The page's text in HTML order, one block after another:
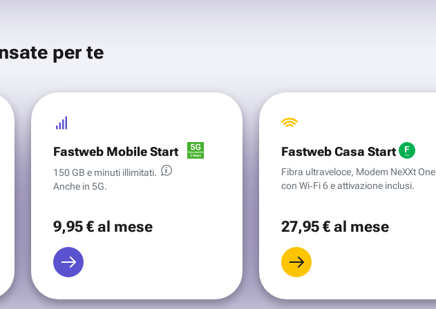
per te
Fastweb Mobile Start
150 GB e minuti illimitati.
Anche in 5G.
9,95 €al mese
Fastweb Casa Start
Fibra ultraveloce, Modem NeXXt One
con Wi‑Fi 6 e attivazione inclusi.
27,95 €al mese